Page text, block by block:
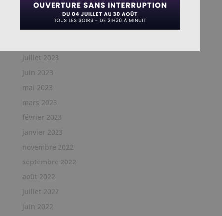
octobre 2023
septembre 2023
juillet 2023
juin 2023
mai 2023
mars 2023
février 2023
janvier 2023
novembre 2022
septembre 2022
août 2022
juillet 2022
juin 2022